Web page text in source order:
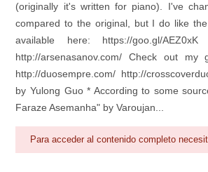
Área personal
(originally it's written for piano). I've
compared to the original, but I do like
available here: https://goo.gl/
http://arsenasanov.com/ Check out my
http://duosempre.com/ http://
by Yulong Guo * According to some
Faraze Asemanha" by Varoujan...
Para acceder al contenido completo